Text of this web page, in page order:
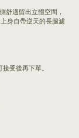
舒適留出立體空間，
身自帶逆天的長腿濾
受後再下單。